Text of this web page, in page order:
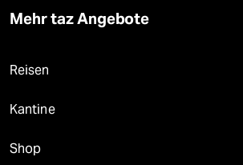
Mehr taz Angebote
Reisen
Kantine
Shop